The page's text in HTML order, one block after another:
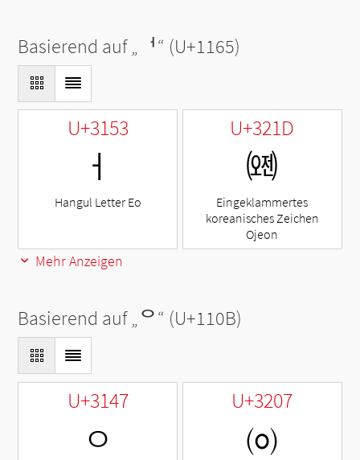
Basierend auf „ ᅥ“ (U+1165)
U+3153
ㅓ
Hangul Letter Eo
U+321D
㈝
Eingeklammertes
koreanisches Zeichen
Ojeon
Mehr Anzeigen
Basierend auf „ᄋ“ (U+110B)
U+3147
ㅇ
U+3207
㈇